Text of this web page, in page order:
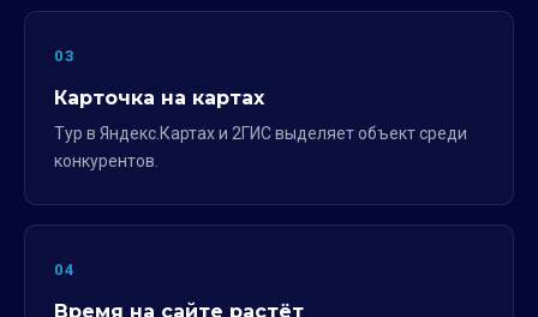
03
Карточка на картах
Тур в Яндекс.Картах и 2ГИС выделяет объект среди
конкурентов.
04
Время на сайте растёт